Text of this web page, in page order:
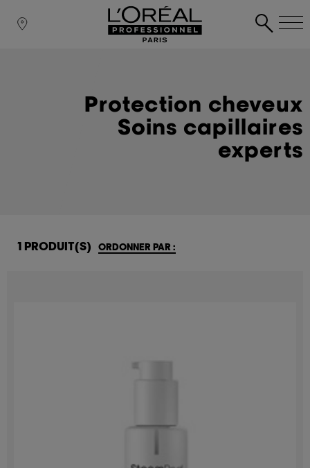
Protection cheveux
Soins capillaires
experts
1 PRODUIT(S) ORDONNER PAR :